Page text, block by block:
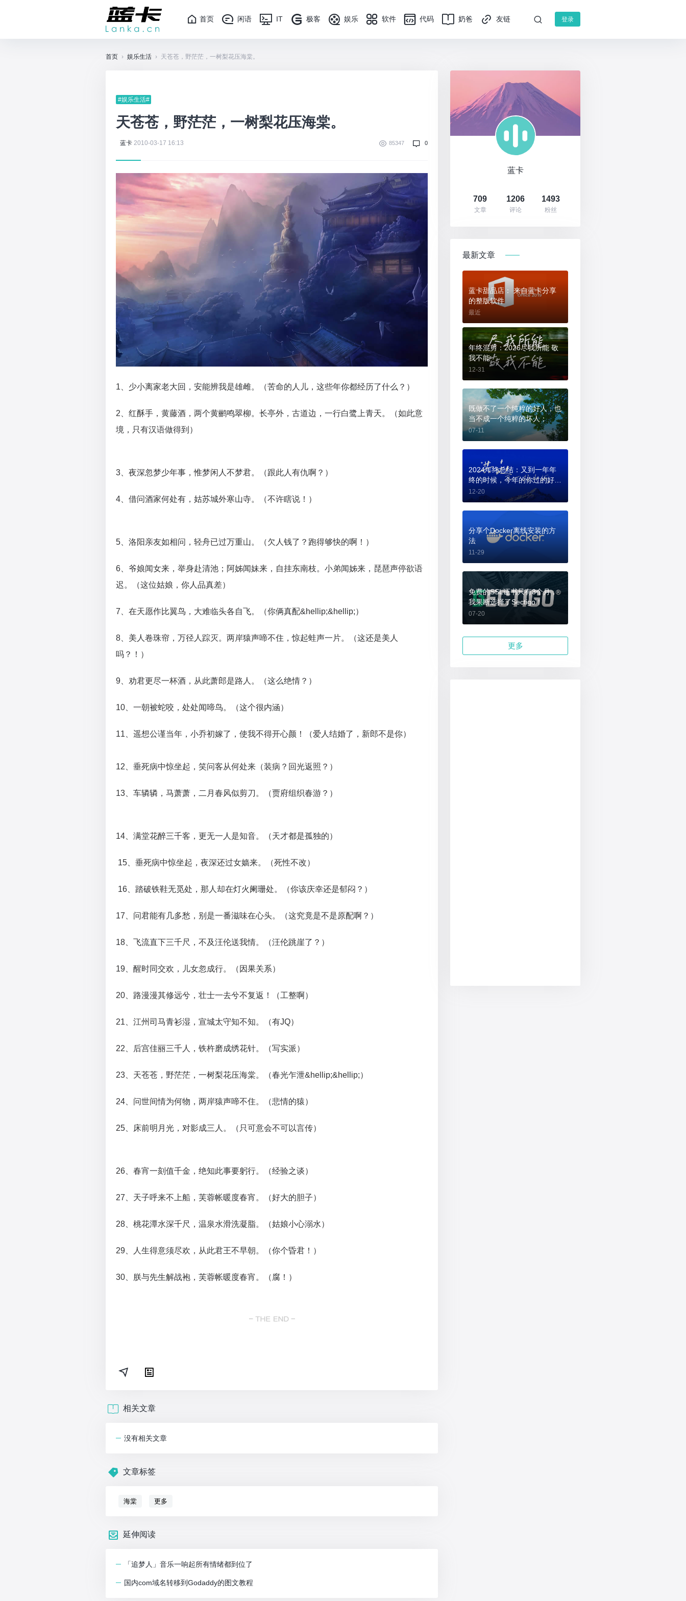
首页 闲语 IT 极客 娱乐 软件 代码 奶爸 友链 登录
首页 › 娱乐生活 › 天苍苍，野茫茫，一树梨花压海棠。
#娱乐生活#
天苍苍，野茫茫，一树梨花压海棠。
蓝卡 2010-03-17 16:13 85347 0
1、少小离家老大回，安能辨我是雄雌。（苦命的人儿，这些年你都经历了什么？）
2、红酥手，黄藤酒，两个黄鹂鸣翠柳。长亭外，古道边，一行白鹭上青天。（如此意
境，只有汉语做得到）
3、夜深忽梦少年事，惟梦闲人不梦君。（跟此人有仇啊？）
4、借问酒家何处有，姑苏城外寒山寺。（不许瞎说！）
5、洛阳亲友如相问，轻舟已过万重山。（欠人钱了？跑得够快的啊！）
6、爷娘闻女来，举身赴清池；阿姊闻妹来，自挂东南枝。小弟闻姊来，琵琶声停欲语
迟。（这位姑娘，你人品真差）
7、在天愿作比翼鸟，大难临头各自飞。（你俩真配&hellip;&hellip;）
8、美人卷珠帘，万径人踪灭。两岸猿声啼不住，惊起蛙声一片。（这还是美人
吗？！）
9、劝君更尽一杯酒，从此萧郎是路人。（这么绝情？）
10、一朝被蛇咬，处处闻啼鸟。（这个很内涵）
11、遥想公谨当年，小乔初嫁了，使我不得开心颜！（爱人结婚了，新郎不是你）
12、垂死病中惊坐起，笑问客从何处来（装病？回光返照？）
13、车辚辚，马萧萧，二月春风似剪刀。（贾府组织春游？）
14、满堂花醉三千客，更无一人是知音。（天才都是孤独的）
15、垂死病中惊坐起，夜深还过女嫱来。（死性不改）
16、踏破铁鞋无觅处，那人却在灯火阑珊处。（你该庆幸还是郁闷？）
17、问君能有几多愁，别是一番滋味在心头。（这究竟是不是原配啊？）
18、飞流直下三千尺，不及汪伦送我情。（汪伦跳崖了？）
19、醒时同交欢，儿女忽成行。（因果关系）
20、路漫漫其修远兮，壮士一去兮不复返！（工整啊）
21、江州司马青衫湿，宣城太守知不知。（有JQ）
22、后宫佳丽三千人，铁杵磨成绣花针。（写实派）
23、天苍苍，野茫茫，一树梨花压海棠。（春光乍泄&hellip;&hellip;）
24、问世间情为何物，两岸猿声啼不住。（悲情的猿）
25、床前明月光，对影成三人。（只可意会不可以言传）
26、春宵一刻值千金，绝知此事要躬行。（经验之谈）
27、天子呼来不上船，芙蓉帐暖度春宵。（好大的胆子）
28、桃花潭水深千尺，温泉水滑洗凝脂。（姑娘小心溺水）
29、人生得意须尽欢，从此君王不早朝。（你个昏君！）
30、朕与先生解战袍，芙蓉帐暖度春宵。（腐！）
相关文章
没有相关文章
文章标签
海棠 更多
延伸阅读
「追梦人」音乐一响起所有情绪都到位了
国内com域名转移到Godaddy的图文教程
蓝卡
709
文章
1206
评论
1493
粉丝
最新文章
蓝卡甜品店： 来自蓝卡分享
的整版软件
最近
年终混剪：2026尽我所能 敬
我不能
12-31
既做不了一个纯粹的好人，也
当不成一个纯粹的坏人；
07-11
2024年终总结：又到一年年
终的时候，今年的你过的好
吗？
12-20
分享个Docker离线安装的方
法
11-29
免费的SSL证书只有3个月，
我果断选择了Sectigo！
07-20
更多